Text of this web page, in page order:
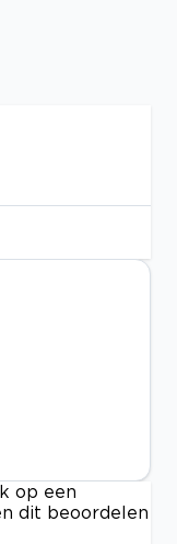
op een
dit beoordelen